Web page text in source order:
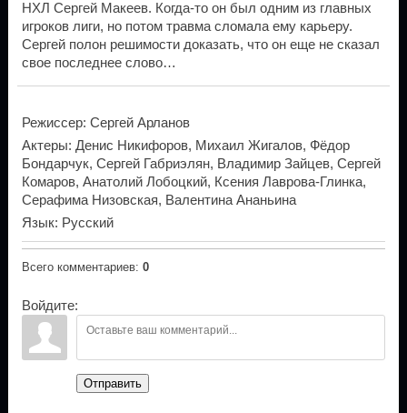
НХЛ Сергей Макеев. Когда-то он был одним из главных
игроков лиги, но потом травма сломала ему карьеру.
Сергей полон решимости доказать, что он еще не сказал
свое последнее слово…
Режиссер: Сергей Арланов
Актеры: Денис Никифоров, Михаил Жигалов, Фёдор
Бондарчук, Сергей Габриэлян, Владимир Зайцев, Сергей
Комаров, Анатолий Лобоцкий, Ксения Лаврова-Глинка,
Серафима Низовская, Валентина Ананьина
Язык: Русский
Всего комментариев: 0
Войдите:
Отправить